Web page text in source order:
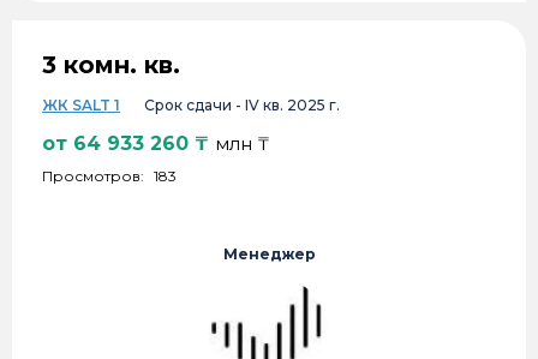
3 комн. кв.
ЖК SALT 1 Срок сдачи - IV кв. 2025 г.
от 64 933 260 ₸ млн ₸
Просмотров: 183
Менеджер